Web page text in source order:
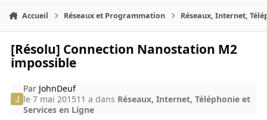
Accueil Réseaux et Programmation Réseaux, Internet,
[Résolu] Connection Nanostation M2
impossible
Par JohnDeuf
le 7 mai 201511 a dans Réseaux, Internet, Téléphonie et
Services en Ligne